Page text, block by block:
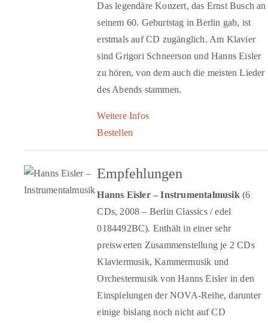
Das legendäre Konzert, das Ernst Busch an
seinem 60. Geburtstag in Berlin gab, ist
erstmals auf CD zugänglich. Am Klavier
sind Grigori Schneerson und Hanns Eisler
zu hören, von dem auch die meisten Lieder
des Abends stammen.
Weitere Infos
Bestellen
Empfehlungen
Hanns Eisler – Instrumentalmusik (6
CDs, 2008 – Berlin Classics / edel
0184492BC). Enthält in einer sehr
preiswerten Zusammenstellung je 2 CDs
Klaviermusik, Kammermusik und
Orchestermusik von Hanns Eisler in den
Einspielungen der NOVA-Reihe, darunter
einige bislang noch nicht auf CD